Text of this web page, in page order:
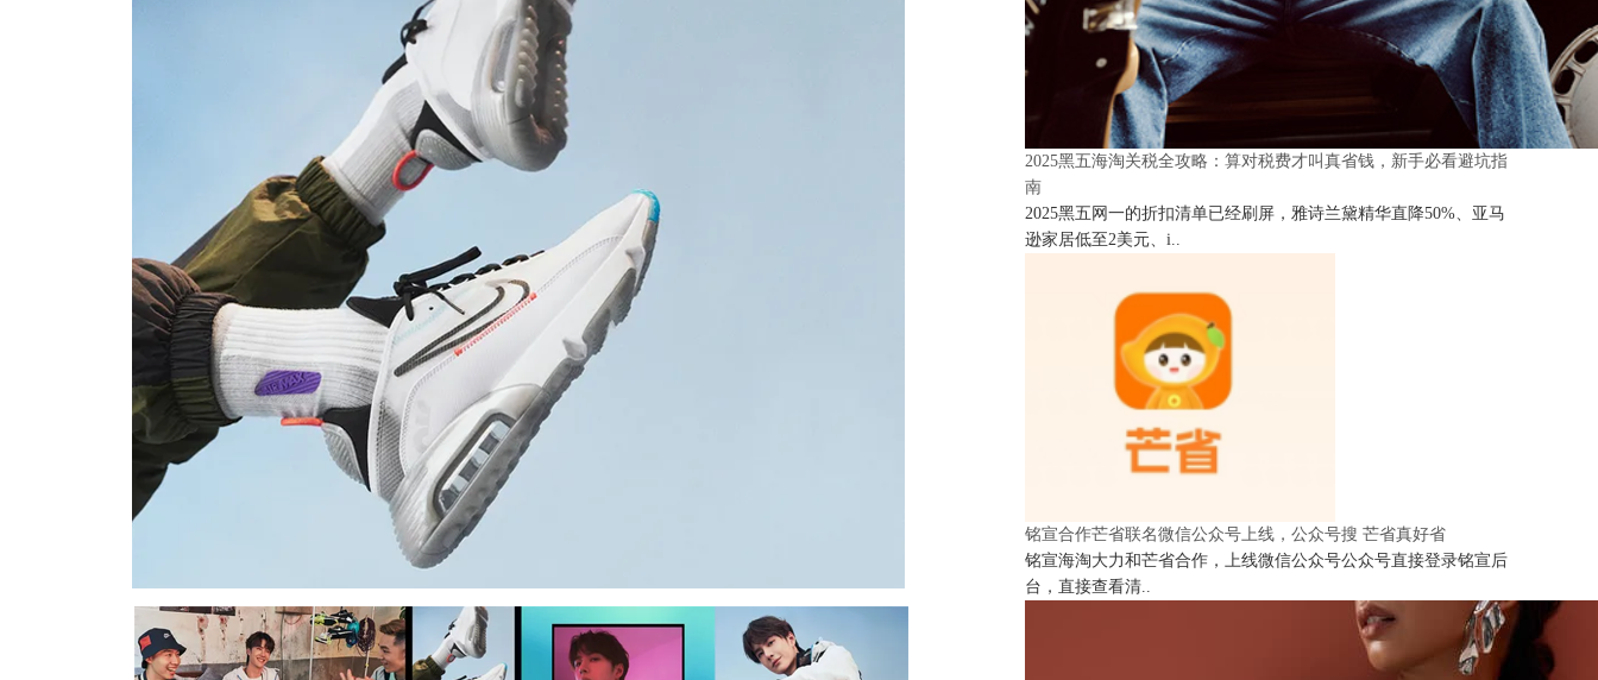
2025黑五海淘关税全攻略：算对税费才叫真省钱，新手必看避坑指
南
2025黑五网一的折扣清单已经刷屏，雅诗兰黛精华直降50%、亚马
逊家居低至2美元、i..
铭宣合作芒省联名微信公众号上线，公众号搜 芒省真好省
铭宣海淘大力和芒省合作，上线微信公众号公众号直接登录铭宣后
台，直接查看清..